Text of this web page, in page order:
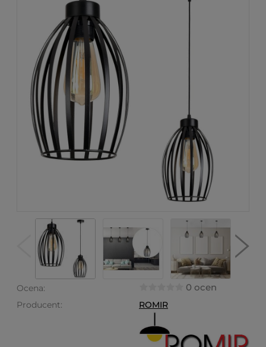
Ocena: 0 ocen
Producent: ROMIR